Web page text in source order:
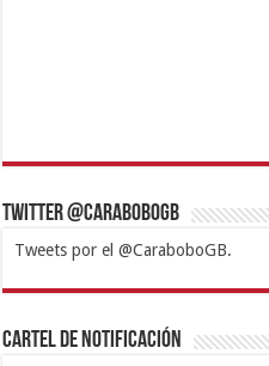
Twitter @CaraboboGB
Tweets por el @CaraboboGB.
1xbetBetturkeyBetistKralbet
https://mvbcasino.com/
Cartel de Notificación